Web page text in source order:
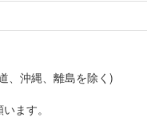
、沖縄、離島を除く)
ます。